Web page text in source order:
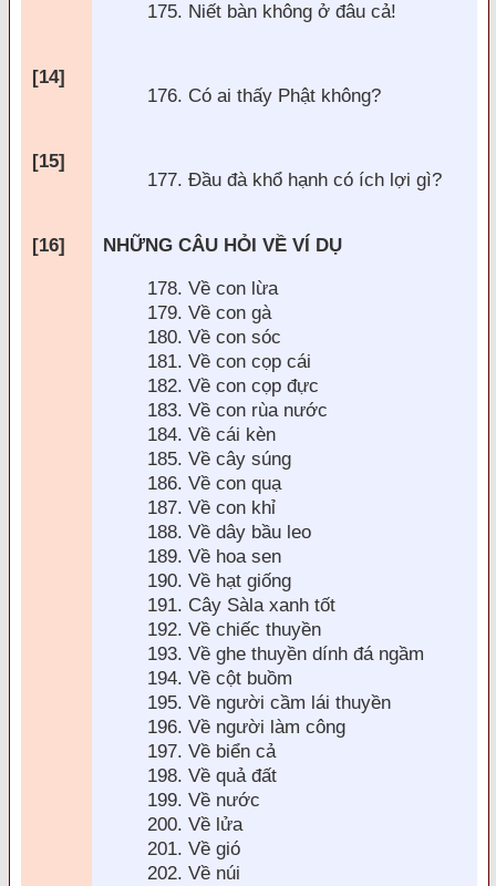
175. Niết bàn không ở đâu cả!
[14]
176. Có ai thấy Phật không?
[15]
177. Đầu đà khổ hạnh có ích lợi gì?
[16] NHỮNG CÂU HỎI VỀ VÍ DỤ
178. Về con lừa
179. Về con gà
180. Về con sóc
181. Về con cọp cái
182. Về con cọp đực
183. Về con rùa nước
184. Về cái kèn
185. Về cây súng
186. Về con quạ
187. Về con khỉ
188. Về dây bầu leo
189. Về hoa sen
190. Về hạt giống
191. Cây Sàla xanh tốt
192. Về chiếc thuyền
193. Về ghe thuyền dính đá ngầm
194. Về cột buồm
195. Về người cầm lái thuyền
196. Về người làm công
197. Về biển cả
198. Về quả đất
199. Về nước
200. Về lửa
201. Về gió
202. Về núi